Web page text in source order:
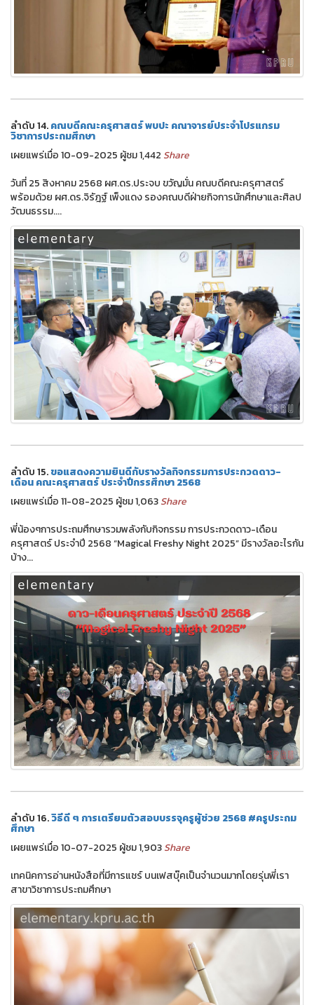
ลำดับ 14.คณบดีคณะครุศาสตร์ พบปะ คณาจารย์ประจำโปรแกรม
วิชาการประถมศึกษา
เผยแพร่เมื่อ 10-09-2025 ผู้ชม 1,442 Share
วันที่ 25 สิงหาคม 2568 ผศ.ดร.ประจบ ขวัญมั่น คณบดีคณะครุศาสตร์
พร้อมด้วย ผศ.ดร.จิรัฎฐ์ เพ็งแดง รองคณบดีฝ่ายกิจการนักศึกษาและศิลป
วัฒนธรรม....
ลำดับ 15.ขอแสดงความยินดีกับรางวัลกิจกรรมการประกวดดาว-
เดือน คณะครุศาสตร์ ประจำปีกรรศึกษา 2568
เผยแพร่เมื่อ 11-08-2025 ผู้ชม 1,063Share
พี่น้องๆการประถมศึกษารวมพลังกับกิจกรรม การประกวดดาว-เดือน
ครุศาสตร์ ประจำปี 2568 “Magical Freshy Night 2025” มีรางวัลอะไรกัน
บ้าง...
ลำดับ 16.วิธีดี ๆ การเตรียมตัวสอบบรรจุครูผู้ช่วย 2568 #ครูประถม
ศึกษา
เผยแพร่เมื่อ 10-07-2025 ผู้ชม 1,903Share
เทคนิคการอ่านหนังสือที่มีการแชร์ บนเฟสบุ๊คเป็นจำนวนมากโดยรุ่นพี่เรา
สาขาวิชาการประถมศึกษา